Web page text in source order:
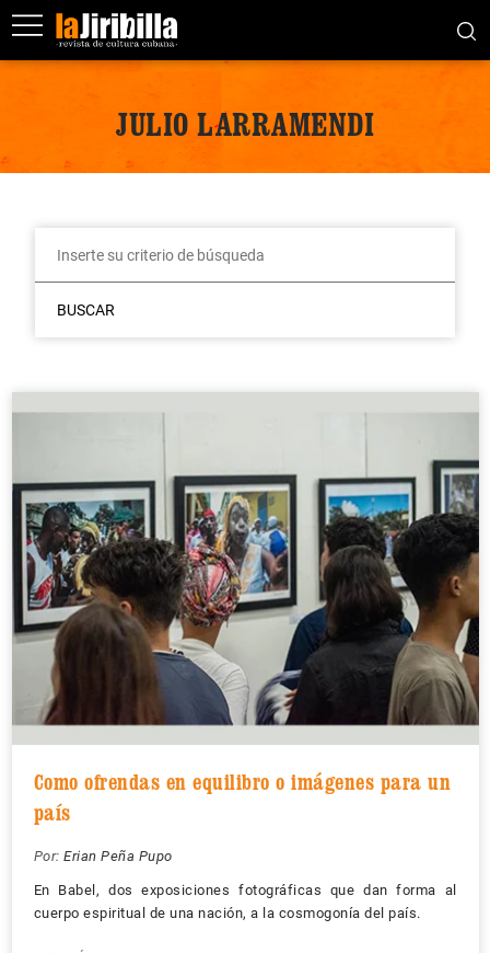
JULIO LARRAMENDI
BUSCAR
Como ofrendas en equilibro o imágenes para un
país
Por: Erian Peña Pupo
En Babel, dos exposiciones fotográficas que dan forma al
cuerpo espiritual de una nación, a la cosmogonía del país.